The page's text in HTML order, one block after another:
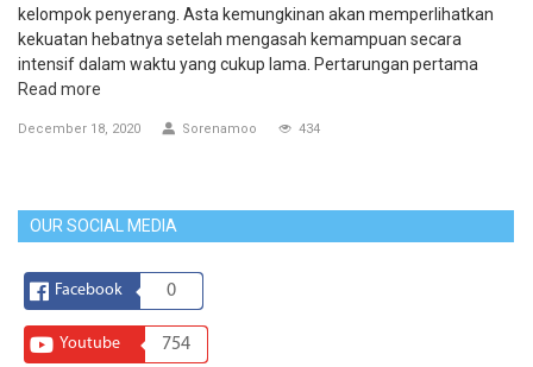
kelompok penyerang. Asta kemungkinan akan memperlihatkan
kekuatan hebatnya setelah mengasah kemampuan secara
intensif dalam waktu yang cukup lama. Pertarungan pertama
Read more
December 18, 2020 Sorenamoo 434
OUR SOCIAL MEDIA
Facebook 0
Youtube 754